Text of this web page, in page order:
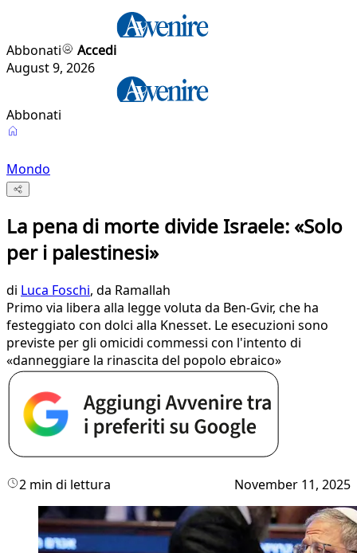
Abbonati
Accedi
August 9, 2026
Abbonati
Mondo
La pena di morte divide Israele: «Solo
per i palestinesi»
di Luca Foschi, da Ramallah
Primo via libera alla legge voluta da Ben-Gvir, che ha
festeggiato con dolci alla Knesset. Le esecuzioni sono
previste per gli omicidi commessi con l'intento di
«danneggiare la rinascita del popolo ebraico»
2 min di lettura November 11, 2025